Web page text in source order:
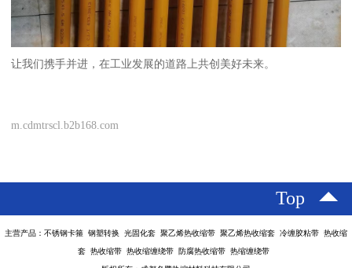
让我们携手并进，在工业发展的道路上共创美好未来。
m.cdmtrscl.b2b168.com
Top
主营产品：不锈钢卡箍 钢塑转换 光固化套 聚乙烯热收缩带 聚乙烯热收缩套 冷缠胶粘带 热收缩
套 热收缩带 热收缩缠绕带 防腐热收缩带 热缩缠绕带